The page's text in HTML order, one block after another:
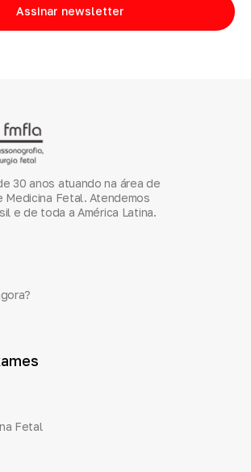
Assinar newsletter
30 anos atuando na área de
Medicina Fetal. Atendemos
e de toda a América Latina.
Fetal